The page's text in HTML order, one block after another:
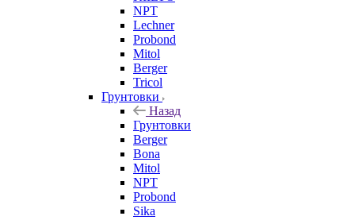
NPT
Lechner
Probond
Mitol
Berger
Tricol
Грунтовки
Назад
Грунтовки
Berger
Bona
Mitol
NPT
Probond
Sika